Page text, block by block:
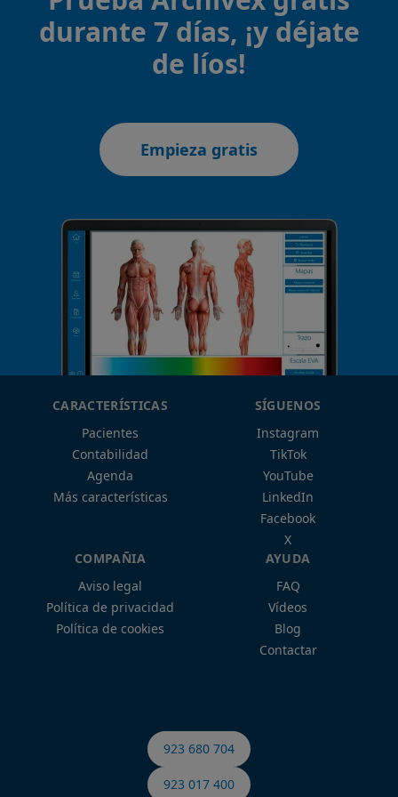
durante 7 días, ¡y déjate
de líos!
Empieza gratis
CARACTERÍSTICAS
Pacientes
Contabilidad
Agenda
Más características
SÍGUENOS
Instagram
TikTok
YouTube
LinkedIn
Facebook
X
COMPAÑIA
Aviso legal
Política de privacidad
Política de cookies
AYUDA
FAQ
Vídeos
Blog
Contactar
923 680 704
923 017 400